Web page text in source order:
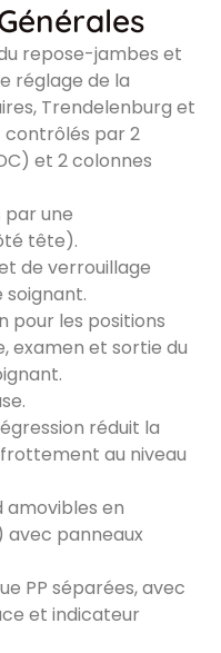
repose-jambes et
réglage de la
Trendelenburg et
contrôlés par 2
et 2 colonnes
par une
tête).
de verrouillage
soignant.
pour les positions
examen et sortie du
réduit la
au niveau
en
avec panneaux
PP séparées, avec
et indicateur